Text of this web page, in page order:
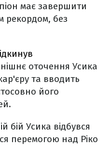
має завершити
рекордом, без
оточення Усика
та вводить
його
бій Усика відбувся
перемогою над Ріко